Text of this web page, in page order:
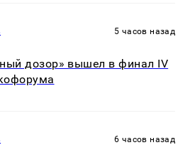
5 часов назад
дозор» вышел в финал IV
6 часов назад